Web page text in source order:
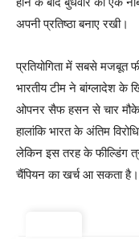
अपनी प्रतिष्ठा बनाए रखी।
प्रतियोगिता में सबसे मजबूत
भारतीय टीम ने बांग्लादेश के
ओपनर सैफ हसन से चार
हालांकि भारत के अंतिम
लेकिन इस तरह के फील्डिंग
चैंपियन का खर्च आ सकता है।